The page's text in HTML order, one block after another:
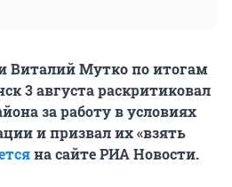
Виталий Мутко по итогам
3 августа раскритиковал
за работу в условиях
и призвал их «взять
на сайте РИА Новости.